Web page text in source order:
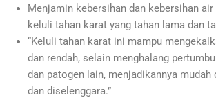
Menjamin kebersihan dan kebersihan air
keluli tahan karat yang tahan lama dan
“Keluli tahan karat ini mampu
dan rendah, selain menghalang
dan patogen lain, menjadikannya mudah
dan diselenggara.”